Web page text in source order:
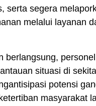
serta segera
melalui layanan
berlangsung,
situasi di
potensi
masyarakat